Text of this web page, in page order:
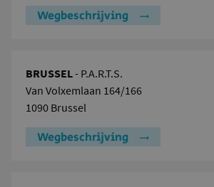
Wegbeschrijving
BRUSSEL- P.A.R.T.S.
Van Volxemlaan 164/166
1090 Brussel
Wegbeschrijving